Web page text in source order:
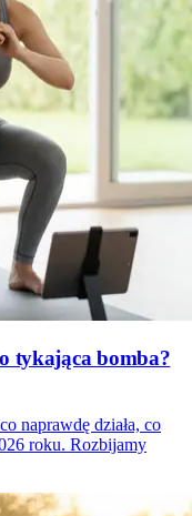
tykająca bomba?
naprawdę działa, co
roku. Rozbijamy